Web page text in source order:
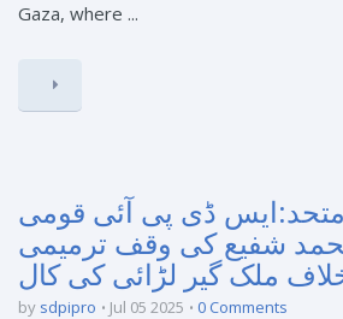
Gaza, where ...
ڈی پی آئی قومی
شفیع کی وقف ترمیمی
ملک گیر لڑائی کی کال
by sdpipro Jul 05 2025 0 Comments